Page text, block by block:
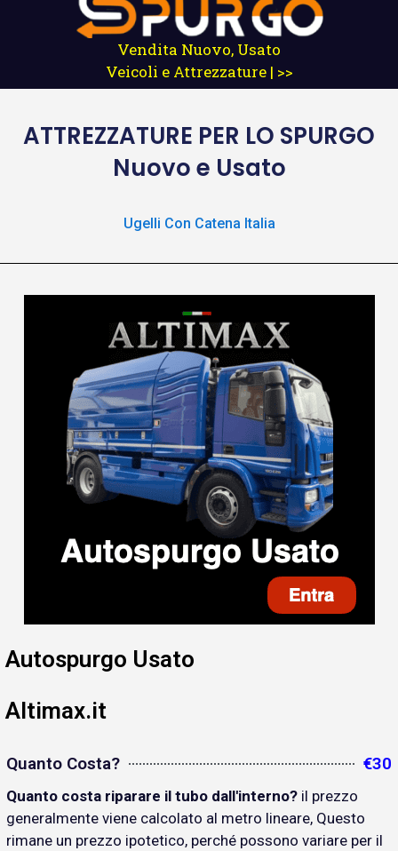
Vendita Nuovo, Usato
Veicoli e Attrezzature | >>
ATTREZZATURE PER LO SPURGO
Nuovo e Usato
Ugelli Con Catena Italia
Autospurgo Usato
Altimax.it
Quanto Costa? €30
Quanto costa riparare il tubo dall'interno? il prezzo
generalmente viene calcolato al metro lineare, Questo
rimane un prezzo ipotetico, perché possono variare per il